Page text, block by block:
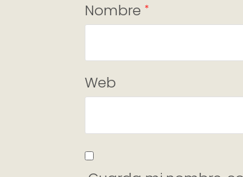
Nombre *
Web